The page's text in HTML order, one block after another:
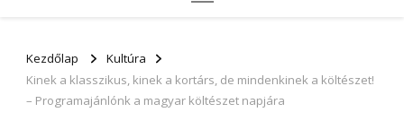
Kezdőlap
Kultúra
Kinek a klasszikus, kinek a kortárs, de mindenkinek a költészet!
– Programajánlónk a magyar költészet napjára